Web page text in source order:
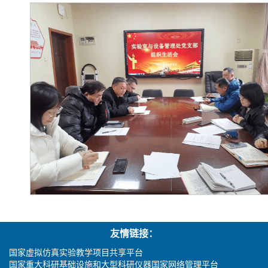
友情链接：
国家虚拟仿真实验教学项目共享平台
国家重大科研基础设施和大型科研仪器国家网络管理平台